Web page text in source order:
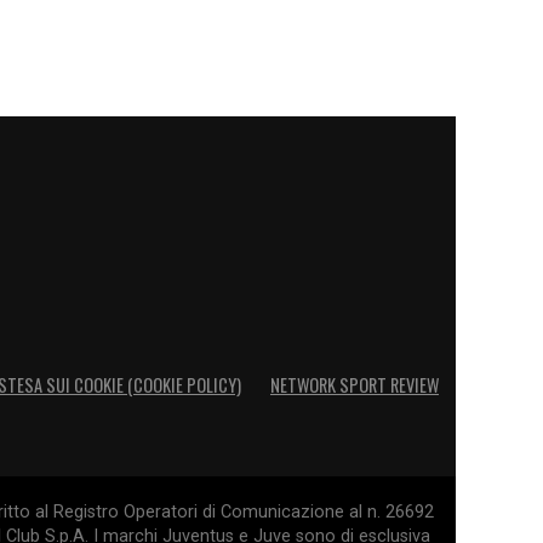
SUI COOKIE (COOKIE POLICY) NETWORK SPORT REVIEW
al Registro Operatori di Comunicazione al n. 26692
S.p.A. I marchi Juventus e Juve sono di esclusiva